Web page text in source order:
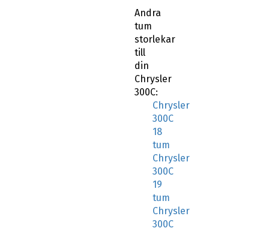
Andra
tum
storlekar
till
din
Chrysler
300C:
Chrysler
300C
18
tum
Chrysler
300C
19
tum
Chrysler
300C